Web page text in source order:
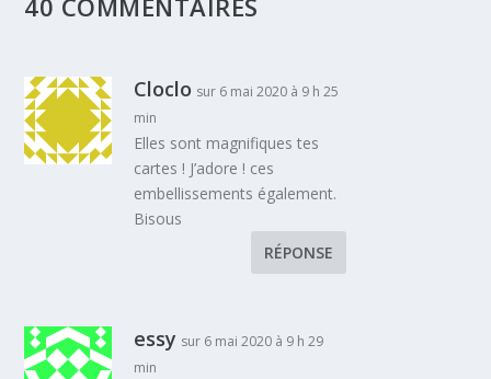
40 COMMENTAIRES
Cloclo sur 6 mai 2020 à 9 h 25
min
Elles sont magnifiques tes
cartes ! J’adore ! ces
embellissements également.
Bisous
RÉPONSE
essy sur 6 mai 2020 à 9 h 29
min